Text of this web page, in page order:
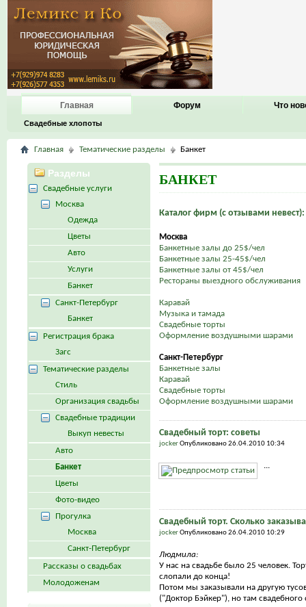
Главная
Свадебные хлопоты
Форум Что
Главная Тематические разделы Банкет
БАНКЕТ
Каталог фирм (с отзывами невест):
Москва
Банкетные залы до 25$/чел
Банкетные залы 25-45$/чел
Банкетные залы от 45$/чел
Рестораны выездного обслуживания
Каравай
Музыка и тамада
Свадебные торты
Оформление воздушными шарами
Санкт-Петербург
Банкетные залы
Каравай
Свадебные торты
Оформление воздушными шарами
Свадебный торт: советы
jockerОпубликовано 26.04.2010 10:34
...
Свадебный торт. Сколько
jockerОпубликовано 26.04.2010 10:29
Людмила:
У нас на свадьбе было 25 человек.
слопали до конца!
Потом мы заказывали на другую
("Доктор Бэйкер"), но там свадебного
Разделы
Свадебные услуги
Москва
Одежда
Цветы
Авто
Услуги
Банкет
Санкт-Петербург
Банкет
Регистрация брака
Загс
Тематические разделы
Стиль
Организация свадьбы
Свадебные традиции
Выкуп невесты
Авто
Банкет
Цветы
Фото-видео
Прогулка
Москва
Санкт-Петербург
Рассказы о свадьбах
Молодоженам